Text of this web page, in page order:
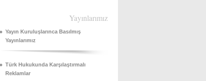
Yayınlarımız
Yayın Kuruluşlarınca Basılmış
Yayınlarımız
Türk Hukukunda Karşılaştırmalı
Reklamlar